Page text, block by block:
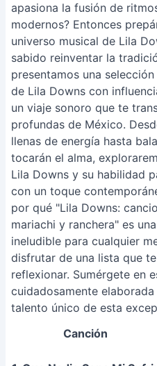
apasiona la fusión de
modernos? Entonces
universo musical de Lila
sabido reinventar la
presentamos una
de Lila Downs con
un viaje sonoro que te
profundas de México.
llenas de energía hasta
tocarán el alma,
Lila Downs y su habilidad
con un toque
por qué "Lila Downs:
mariachi y ranchera" es
ineludible para cualquier
disfrutar de una lista que
reflexionar. Sumérgete en
cuidadosamente
talento único de esta
Canción